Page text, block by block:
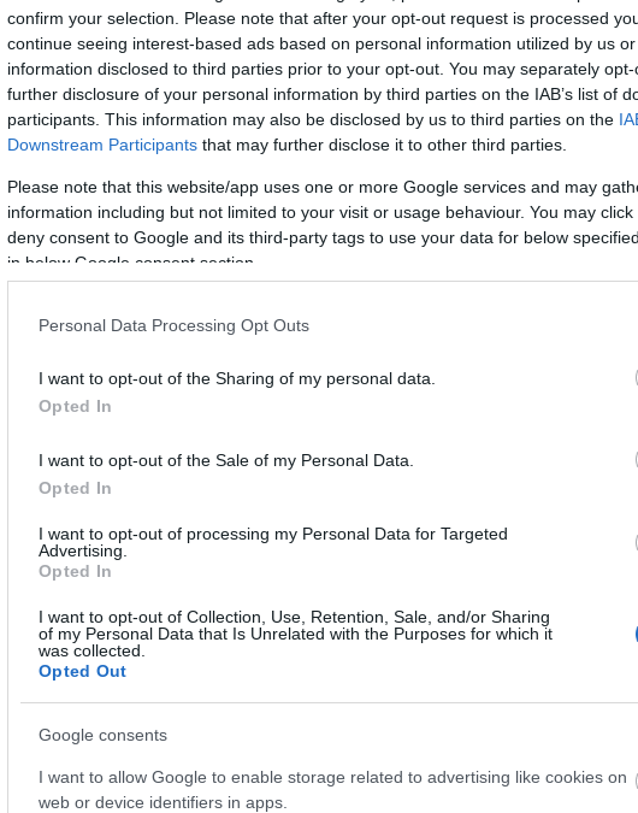
confirm your selection. Please note that after your opt-out request is processed
continue seeing interest-based ads based on personal information utilized by us
information disclosed to third parties prior to your opt-out. You may separately
further disclosure of your personal information by third parties on the IAB’s list of
participants. This information may also be disclosed by us to third parties on the
Downstream Participants that may further disclose it to other third parties.
Please note that this website/app uses one or more Google services and may
information including but not limited to your visit or usage behaviour. You may
deny consent to Google and its third-party tags to use your data for below
in below Google consent section.
Personal Data Processing Opt Outs
I want to opt-out of the Sharing of my personal data.
Opted In
I want to opt-out of the Sale of my Personal Data.
Opted In
I want to opt-out of processing my Personal Data for Targeted
Advertising.
Opted In
I want to opt-out of Collection, Use, Retention, Sale, and/or Sharing
of my Personal Data that Is Unrelated with the Purposes for which it
was collected.
Opted Out
Google consents
I want to allow Google to enable storage related to advertising like cookies on
web or device identifiers in apps.
is megnézte
A Madách MOST legújabb részében többek között
Alföldi Róbert, Mácsai Pál, Fodor Annamária,
Zsuzsa, Lengyel Tamás és Forgács Péter mondták
telefonjuk kamerájába a…
a Miskolci
hetek
Duda Éva és társulatának Wonderland című